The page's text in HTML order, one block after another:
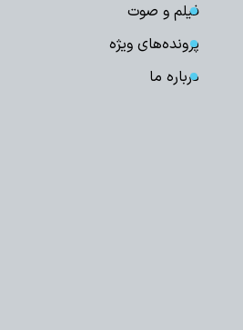
فیلم و صوت
پرونده‌های ویژه
درباره ما